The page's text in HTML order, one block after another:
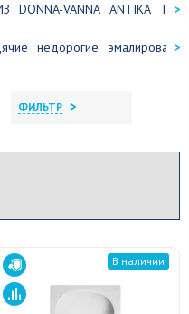
DONNA-VANNA ANTIKA
недорогие
ФИЛЬТР >
В наличии